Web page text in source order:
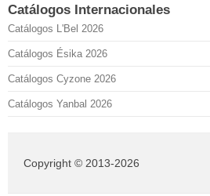
Catálogos Internacionales
Catálogos L'Bel 2026
Catálogos Ésika 2026
Catálogos Cyzone 2026
Catálogos Yanbal 2026
Copyright © 2013-2026